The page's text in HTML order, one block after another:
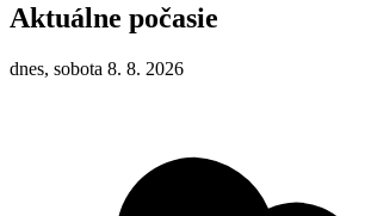
Aktuálne počasie
dnes, sobota 8. 8. 2026